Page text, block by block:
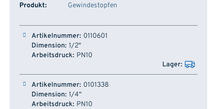
Produkt:
Gewindestopfen
Artikelnummer Dimension
0110601
1/2"
PN10
0101338
1/4"
PN10